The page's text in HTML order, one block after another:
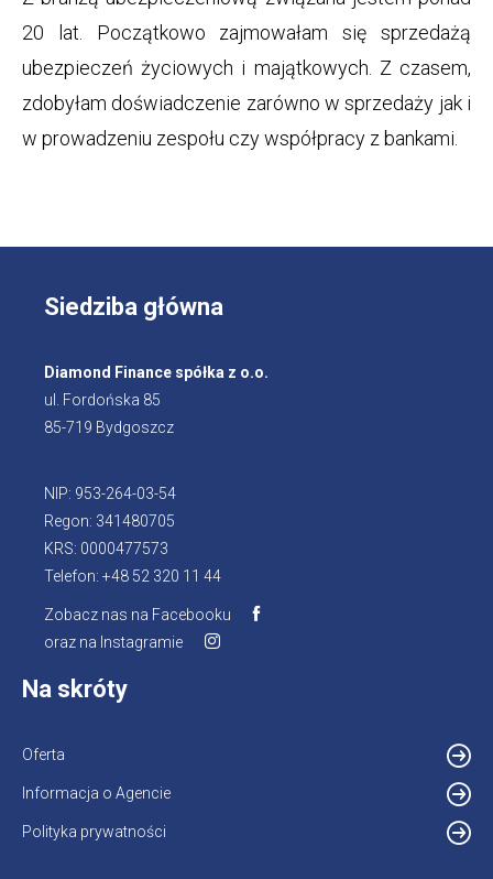
20 lat. Początkowo zajmowałam się sprzedażą
ubezpieczeń życiowych i majątkowych. Z czasem,
zdobyłam doświadczenie zarówno w sprzedaży jak i
w prowadzeniu zespołu czy współpracy z bankami.
Siedziba główna
Diamond Finance spółka z o.o.
ul. Fordońska 85
85-719 Bydgoszcz
NIP: 953-264-03-54
Regon: 341480705
KRS: 0000477573
Telefon: +48 52 320 11 44
Zobacz nas na Facebooku
oraz na Instagramie
Na skróty
Oferta
Informacja o Agencie
Polityka prywatności